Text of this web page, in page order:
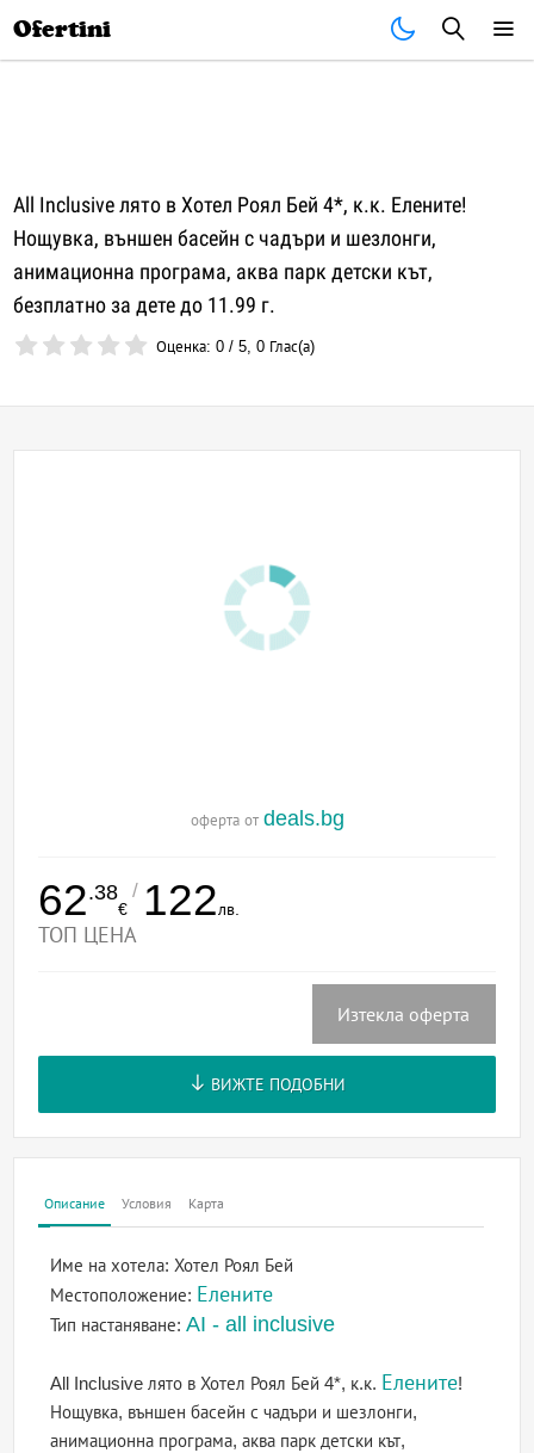
Ofertini
All Inclusive лято в Хотел Роял Бей 4*, к.к. Елените!
Нощувка, външен басейн с чадъри и шезлонги,
анимационна програма, аква парк детски кът,
безплатно за дете до 11.99 г.
Оценка:0 /5,0 Глас(а)
оферта от deals.bg
62.38
€
/ 122лв.
ТОП ЦЕНА
Изтекла оферта
ВИЖТЕ ПОДОБНИ
Описание Условия Карта
Име на хотела: Хотел Роял Бей
Местоположение: Елените
Тип настаняване:AI - all inclusive
All Inclusive лято в Хотел Роял Бей 4*, к.к. Елените!
Нощувка, външен басейн с чадъри и шезлонги,
анимационна програма, аква парк детски кът,